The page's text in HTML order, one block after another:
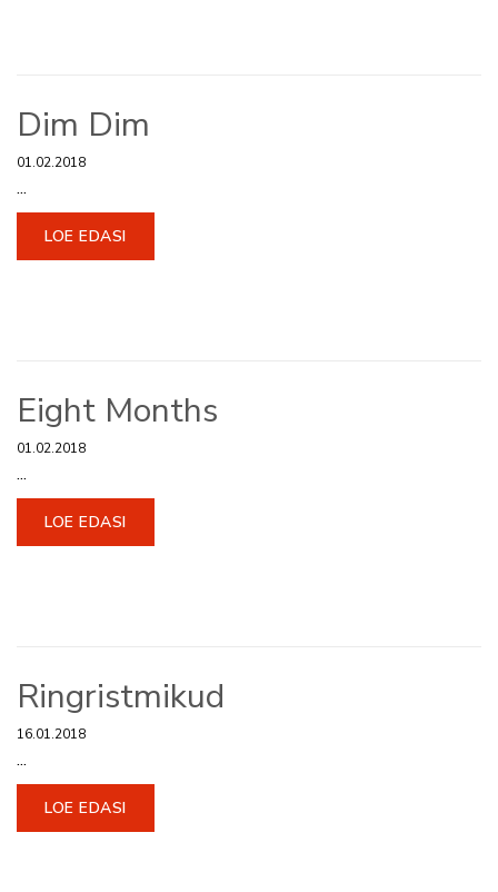
Dim Dim
01.02.2018
...
LOE EDASI
Eight Months
01.02.2018
...
LOE EDASI
Ringristmikud
16.01.2018
...
LOE EDASI